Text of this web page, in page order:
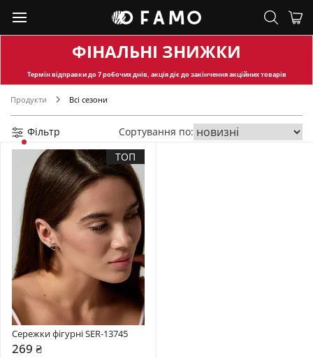
ФІНАЛЬНІ ЗНИЖКИ
Термін відправкидо 7 робочих днів, акція діє до закінчення акційних товарів
Продукти Всі сезони
Фільтр
Сортування по:
ТОП
Сережки фігурні SER-13745
269 ₴